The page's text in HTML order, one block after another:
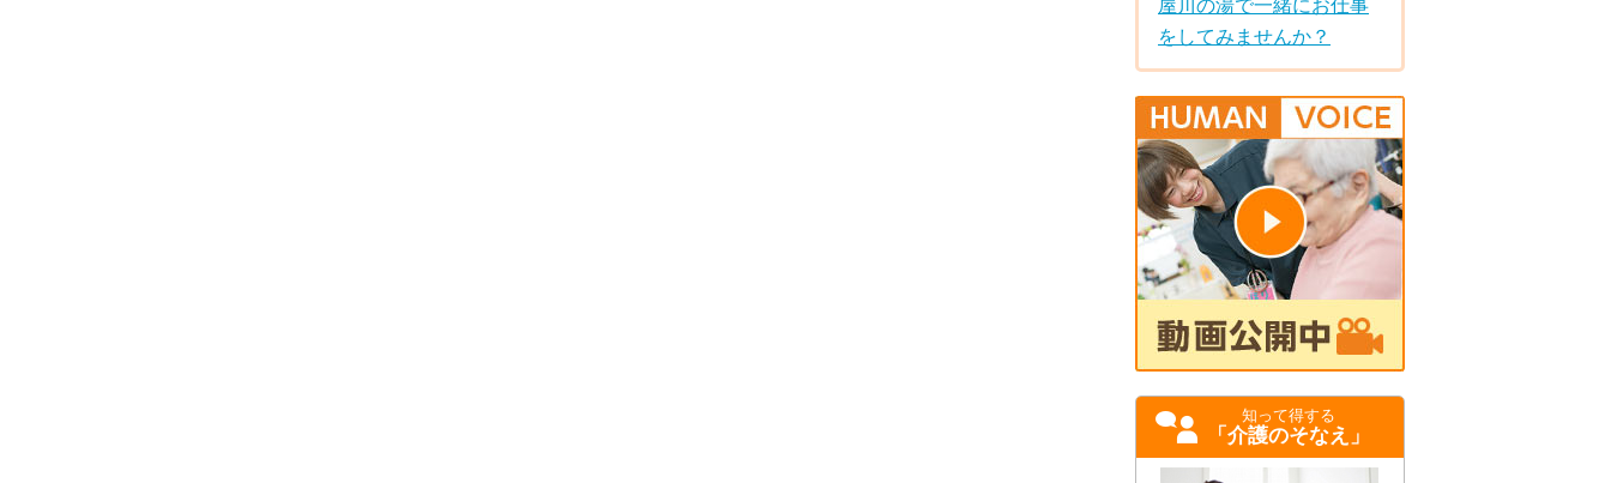
屋川の湯で一緒にお仕事
をしてみませんか？
知って得する
「介護のそなえ」